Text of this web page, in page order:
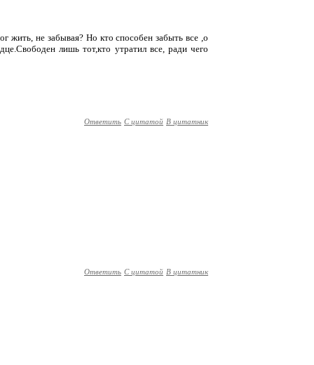
не забывая? Но кто способен забыть все ,о
лишь тот,кто утратил все, ради чего
Ответить С цитатой В цитатник
Ответить С цитатой В цитатник